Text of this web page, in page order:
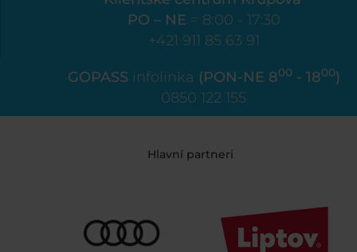
PO – NE = 8:00 - 17:30
+421 911 85 63 91
GOPASS infolinka (PON-NE 800 - 1800)
0850 122 155
Hlavní partneri